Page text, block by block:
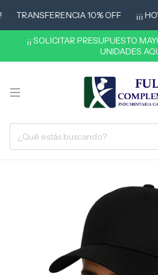
TRANSFERENCIA 10% OFF ¡¡¡
¡¡ SOLICITAR PRESUPUESTO
UNIDADES